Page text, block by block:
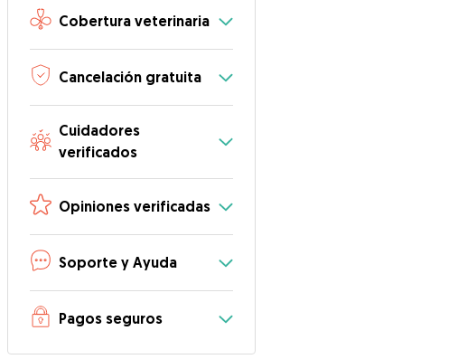
Cobertura veterinaria
Cancelación gratuita
Cuidadores
verificados
Opiniones verificadas
Soporte y Ayuda
Pagos seguros